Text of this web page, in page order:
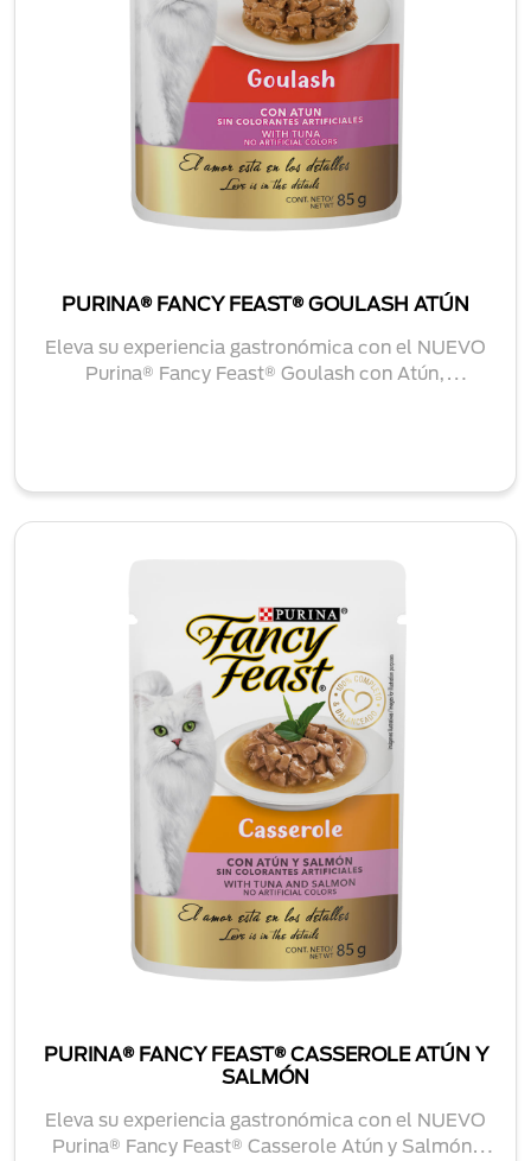
PURINA® FANCY FEAST® GOULASH ATÚN
Eleva su experiencia gastronómica con el NUEVO
Purina® Fancy Feast® Goulash con Atún,
PURINA® FANCY FEAST® CASSEROLE ATÚN Y
SALMÓN
Eleva su experiencia gastronómica con el NUEVO
Purina® Fancy Feast® Casserole Atún y Salmón,